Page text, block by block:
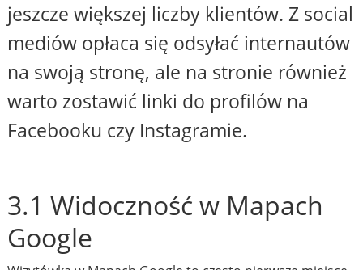
jeszcze większej liczby klientów. Z social
mediów opłaca się odsyłać internautów
na swoją stronę, ale na stronie również
warto zostawić linki do profilów na
Facebooku czy Instagramie.
3.1 Widoczność w Mapach
Google